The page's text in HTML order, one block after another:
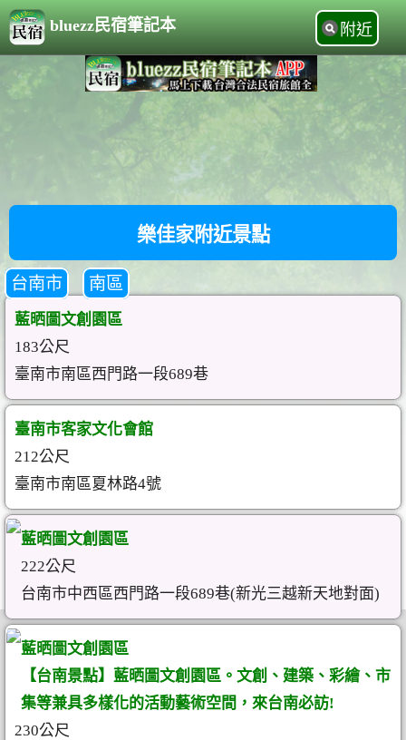
bluezz民宿筆記本 附近
樂佳家附近景點
台南市 南區
藍晒圖文創園區
183公尺
臺南市南區西門路一段689巷
臺南市客家文化會館
212公尺
臺南市南區夏林路4號
藍晒圖文創園區
222公尺
台南市中西區西門路一段689巷(新光三越新天地對面)
藍晒圖文創園區
【台南景點】藍晒圖文創園區。文創、建築、彩繪、市
集等兼具多樣化的活動藝術空間，來台南必訪!
230公尺